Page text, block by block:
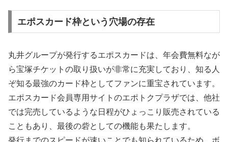
エポスカード枠という穴場の存在
丸井グループが発行するエポスカードは、年会費無料なが
ら宝塚チケットの取り扱いが非常に充実しており、知る人
ぞ知る最強のカード枠としてファンに重宝されています。
エポスカード会員専用サイトのエポトクプラザでは、他社
では完売しているような日程がひょっこり販売されている
こともあり、最後の砦としての機能も果たします。
発行までのスピードが速いことでも知られているため、ボ